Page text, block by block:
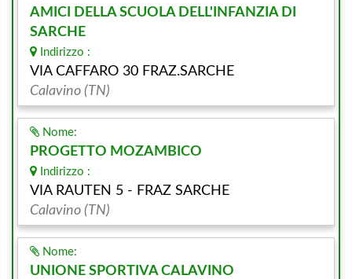
AMICI DELLA SCUOLA DELL'INFANZIA DI
SARCHE
Indirizzo :
VIA CAFFARO 30 FRAZ.SARCHE
Calavino (TN)
Nome:
PROGETTO MOZAMBICO
Indirizzo :
VIA RAUTEN 5 - FRAZ SARCHE
Calavino (TN)
Nome:
UNIONE SPORTIVA CALAVINO